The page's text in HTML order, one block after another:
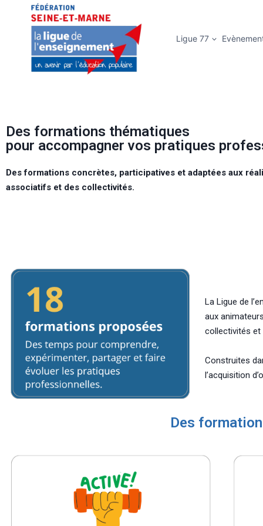
Ligue 77
Des formations thématiques
pour accompagner vos pratiques
Des formations concrètes, participatives et adaptées aux
associatifs et des collectivités.
La Ligue de
aux
collectivités
Construites
l’acquisition
Des